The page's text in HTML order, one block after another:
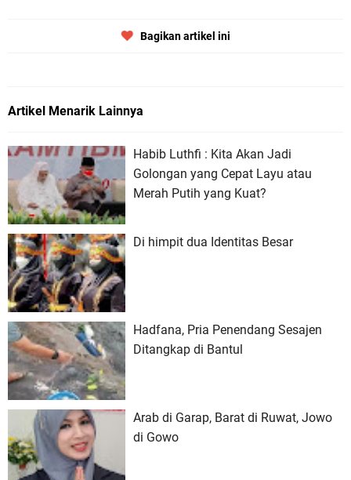
Bagikan artikel ini
Artikel Menarik Lainnya
Habib Luthfi : Kita Akan Jadi
Golongan yang Cepat Layu atau
Merah Putih yang Kuat?
Di himpit dua Identitas Besar
Hadfana, Pria Penendang Sesajen
Ditangkap di Bantul
Arab di Garap, Barat di Ruwat, Jowo
di Gowo